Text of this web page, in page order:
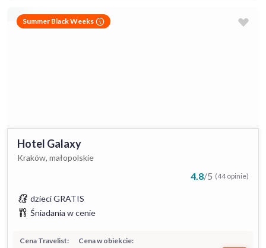
Summer Black Weeks
Hotel Galaxy
Kraków, małopolskie
4.8/5 (44 opinie)
dzieci GRATIS
Śniadania w cenie
Cena w obiekcie:
Cena Travelist: